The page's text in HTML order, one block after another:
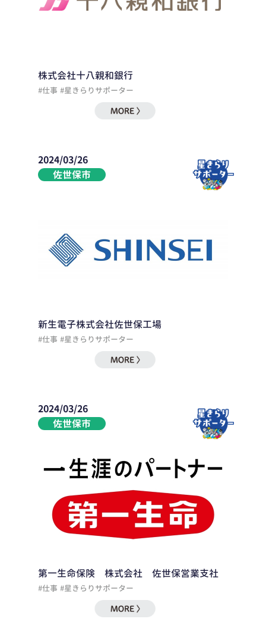
株式会社十八親和銀行
#仕事 #星きらりサポーター
2024/03/26
佐世保市
新生電子株式会社佐世保工場
#仕事 #星きらりサポーター
2024/03/26
佐世保市
第一生命保険 株式会社 佐世保営業支社
#仕事 #星きらりサポーター